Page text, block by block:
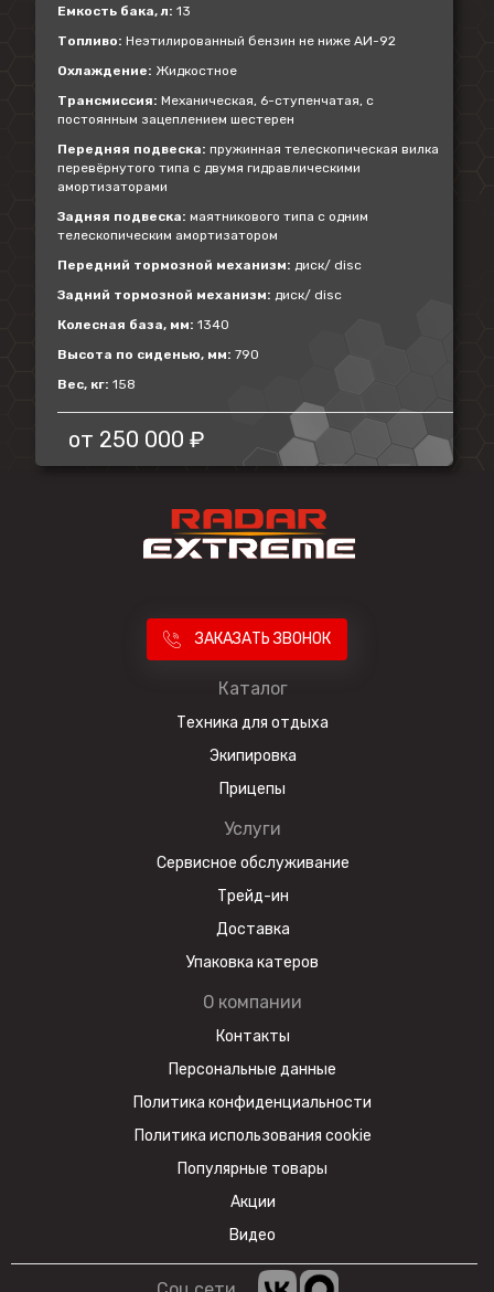
Емкость бака, л: 13
Топливо: Неэтилированный бензин не ниже АИ-92
Охлаждение: Жидкостное
Трансмиссия: Механическая, 6-ступенчатая, с
постоянным зацеплением шестерен
Передняя подвеска: пружинная телескопическая вилка
перевёрнутого типа с двумя гидравлическими
амортизаторами
Задняя подвеска: маятникового типа с одним
телескопическим амортизатором
Передний тормозной механизм: диск/ disc
Задний тормозной механизм: диск/ disc
Колесная база, мм: 1340
Высота по сиденью, мм: 790
Вес, кг: 158
от 250 000 ₽
ЗАКАЗАТЬ ЗВОНОК
Каталог
Техника для отдыха
Экипировка
Прицепы
Услуги
Сервисное обслуживание
Трейд-ин
Доставка
Упаковка катеров
О компании
Контакты
Персональные данные
Политика конфиденциальности
Политика использования cookie
Популярные товары
Акции
Видео